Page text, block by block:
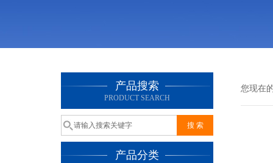
产品搜索
PRODUCT SEARCH
产品分类
您现在